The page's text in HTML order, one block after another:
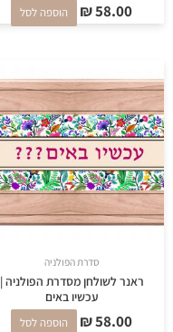
₪58.00 הוספה לסל
סדרת הפולניה
ראנר לשולחן מסדרת הפולניה |
עכשיו באים
₪58.00 הוספה לסל